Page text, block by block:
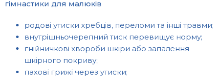
гімнастики для малюків
родові утиски хребців, переломи та інші травми;
внутрішньочерепний тиск перевищує норму;
гнійничкові хвороби шкіри або запалення
шкірного покриву;
пахові грижі через утиски;